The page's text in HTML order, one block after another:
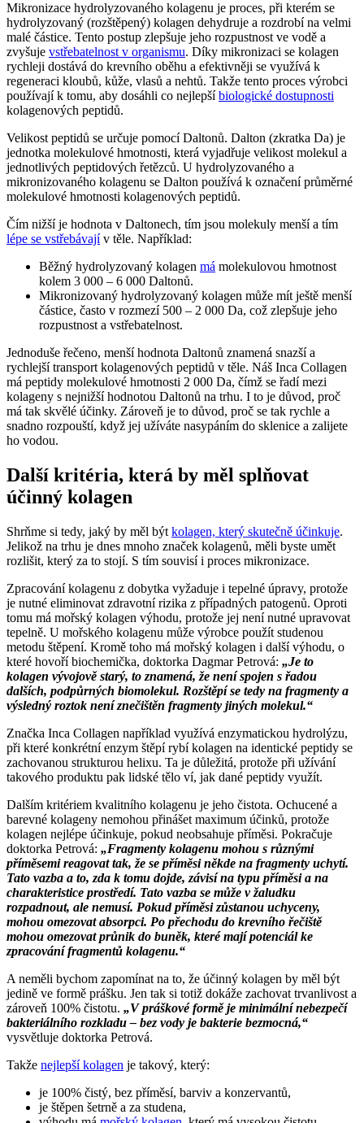
Mikronizace hydrolyzovaného kolagenu je proces, při kterém se
hydrolyzovaný (rozštěpený) kolagen dehydruje a rozdrobí na velmi
malé částice. Tento postup zlepšuje jeho rozpustnost ve vodě a
zvyšuje vstřebatelnost v organismu. Díky mikronizaci se kolagen
rychleji dostává do krevního oběhu a efektivněji se využívá k
regeneraci kloubů, kůže, vlasů a nehtů. Takže tento proces výrobci
používají k tomu, aby dosáhli co nejlepšíbiologické dostupnosti
kolagenových peptidů.
Velikost peptidů se určuje pomocí Daltonů. Dalton (zkratka Da) je
jednotka molekulové hmotnosti, která vyjadřuje velikost molekul a
jednotlivých peptidových řetězců. U hydrolyzovaného a
mikronizovaného kolagenu se Dalton používá k označení průměrné
molekulové hmotnosti kolagenových peptidů.
Čím nižší je hodnota v Daltonech, tím jsou molekuly menší a tím
lépe se vstřebávajív těle. Například:
Běžný hydrolyzovaný kolagen má molekulovou hmotnost
kolem 3 000 – 6 000 Daltonů.
Mikronizovaný hydrolyzovaný kolagen může mít ještě menší
částice, často v rozmezí 500 – 2 000 Da, což zlepšuje jeho
rozpustnost a vstřebatelnost.
Jednoduše řečeno, menší hodnota Daltonů znamená snazší a
rychlejší transport kolagenových peptidů v těle. Náš Inca Collagen
má peptidy molekulové hmotnosti 2 000 Da, čímž se řadí mezi
kolageny s nejnižší hodnotou Daltonů na trhu. I to je důvod, proč
má tak skvělé účinky. Zároveň je to důvod, proč se tak rychle a
snadno rozpouští, když jej užíváte nasypáním do sklenice a zalijete
ho vodou.
Další kritéria, která by měl splňovat
účinný kolagen
Shrňme si tedy, jaký by měl být kolagen, který skutečně účinkuje.
Jelikož na trhu je dnes mnoho značek kolagenů, měli byste umět
rozlišit, který za to stojí. S tím souvisí i proces mikronizace.
Zpracování kolagenu z dobytka vyžaduje i tepelné úpravy, protože
je nutné eliminovat zdravotní rizika z případných patogenů. Oproti
tomu má mořský kolagen výhodu, protože jej není nutné upravovat
tepelně. U mořského kolagenu může výrobce použít studenou
metodu štěpení. Kromě toho má mořský kolagen i další výhodu, o
které hovoří biochemička, doktorka Dagmar Petrová: „Je to
kolagen vývojově starý, to znamená, že není spojen s řadou
dalších, podpůrných biomolekul. Rozštěpí se tedy na fragmenty a
výsledný roztok není znečištěn fragmenty jiných molekul.“
Značka Inca Collagen například využívá enzymatickou hydrolýzu,
při které konkrétní enzym štěpí rybí kolagen na identické peptidy se
zachovanou strukturou helixu. Ta je důležitá, protože při užívání
takového produktu pak lidské tělo ví, jak dané peptidy využít.
Dalším kritériem kvalitního kolagenu je jeho čistota. Ochucené a
barevné kolageny nemohou přinášet maximum účinků, protože
kolagen nejlépe účinkuje, pokud neobsahuje příměsi. Pokračuje
doktorka Petrová: „Fragmenty kolagenu mohou s různými
příměsemi reagovat tak, že se příměsi někde na fragmenty uchytí.
Tato vazba a to, zda k tomu dojde, závisí na typu příměsi a na
charakteristice prostředí. Tato vazba se může v žaludku
rozpadnout, ale nemusí. Pokud příměsi zůstanou uchyceny,
mohou omezovat absorpci. Po přechodu do krevního řečiště
mohou omezovat průnik do buněk, které mají potenciál ke
zpracování fragmentů kolagenu.“
A neměli bychom zapomínat na to, že účinný kolagen by měl být
jedině ve formě prášku. Jen tak si totiž dokáže zachovat trvanlivost a
zároveň 100% čistotu. „V práškové formě je minimální nebezpečí
bakteriálního rozkladu – bez vody je bakterie bezmocná,“
vysvětluje doktorka Petrová.
Takže nejlepší kolagen je takový, který:
je 100% čistý, bez příměsí, barviv a konzervantů,
je štěpen šetrně a za studena,